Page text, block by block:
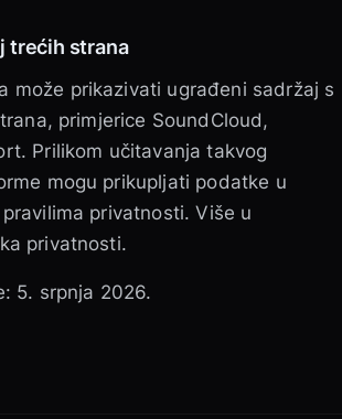
trećih strana
može prikazivati ugrađeni sadržaj s
primjerice SoundCloud,
Prilikom učitavanja takvog
mogu prikupljati podatke u
privatnosti. Više u
privatnosti.
5. srpnja 2026.